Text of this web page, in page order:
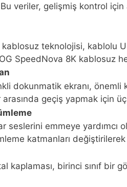
veriler, gelişmiş kontrol için
teknolojisi, kablolu
SpeedNova 8K kablosuz
dokunmatik ekranı,
geçiş yapmak için
emmeye yardımcı
katmanları
kaplaması, birinci sınıf